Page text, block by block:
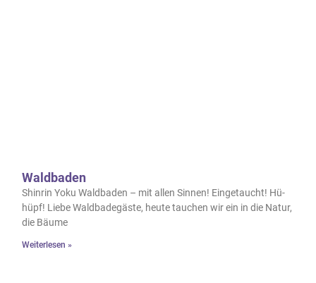
Waldbaden
Shinrin Yoku Waldbaden – mit allen Sinnen! Eingetaucht! Hü-
hüpf! Liebe Waldbadegäste, heute tauchen wir ein in die Natur,
die Bäume
Weiterlesen »